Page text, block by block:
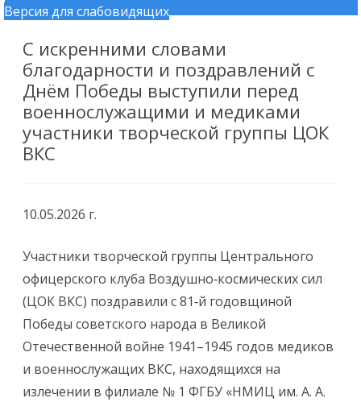
Версия для слабовидящих Перейти к содержимому
С искренними словами
благодарности и поздравлений с
Днём Победы выступили перед
военнослужащими и медиками
участники творческой группы ЦОК
ВКС
10.05.2026 г.
Участники творческой группы Центрального
офицерского клуба Воздушно‑космических сил
(ЦОК ВКС) поздравили с 81‑й годовщиной
Победы советского народа в Великой
Отечественной войне 1941–1945 годов медиков
и военнослужащих ВКС, находящихся на
излечении в филиале № 1 ФГБУ «НМИЦ им. А. А.